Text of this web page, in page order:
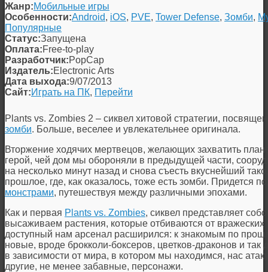
Жанр:Мобильные игры
Особенности:Android, iOS, PVE, Tower Defense, Зомби,
Популярные
Статус:Запущена
Оплата:Free-to-play
Разработчик:PopCap
Издатель:Electronic Arts
Дата выхода:9/07/2013
Сайт:Играть на ПК, Перейти
Plants vs. Zombies 2 – сиквел хитовой стратегии,
зомби. Больше, веселее и увлекательнее оригинала.
Вторжение ходячих мертвецов, желающих захватить
герой, чей дом мы обороняли в предыдущей части,
на несколько минут назад и снова съесть вкуснейший
прошлое, где, как оказалось, тоже есть зомби. Придется
монстрами, путешествуя между различными эпохами.
Как и первая Plants vs. Zombies, сиквел представляет
высаживаем растения, которые отбиваются от
доступный нам арсенал расширился: к знакомым по
новые, вроде брокколи-боксеров, цветков-драконов и
в зависимости от мира, в котором мы находимся, нас
другие, не менее забавные, персонажи.